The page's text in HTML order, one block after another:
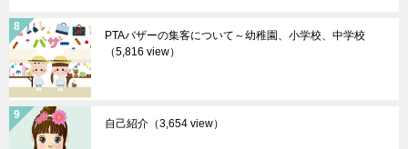
PTAバザーの集客について～幼稚園、小学校、中学校
（5,816 view）
自己紹介 （3,654 view）